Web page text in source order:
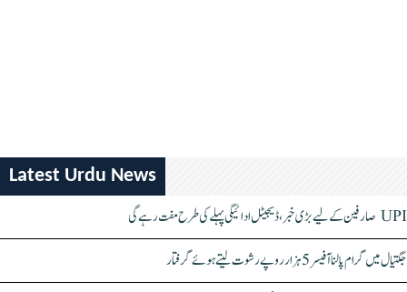
Latest Urdu News
UPI صارفین کے لیے بڑی خبر، ڈیجیٹل ادائیگی پہلے کی طرح مفت رہے گی
جگتیال میں گرام پالنا آفیسر 5 ہزار روپے رشوت لیتے ہوئے گرفتار